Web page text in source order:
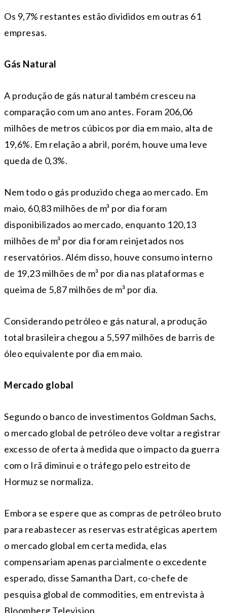
Os 9,7% restantes estão divididos em outras 61
empresas.
Gás Natural
A produção de gás natural também cresceu na
comparação com um ano antes. Foram 206,06
milhões de metros cúbicos por dia em maio, alta de
19,6%. Em relação a abril, porém, houve uma leve
queda de 0,3%.
Nem todo o gás produzido chega ao mercado. Em
maio, 60,83 milhões de m³ por dia foram
disponibilizados ao mercado, enquanto 120,13
milhões de m³ por dia foram reinjetados nos
reservatórios. Além disso, houve consumo interno
de 19,23 milhões de m³ por dia nas plataformas e
queima de 5,87 milhões de m³ por dia.
Considerando petróleo e gás natural, a produção
total brasileira chegou a 5,597 milhões de barris de
óleo equivalente por dia em maio.
Mercado global
Segundo o banco de investimentos Goldman Sachs,
o mercado global de petróleo deve voltar a registrar
excesso de oferta à medida que o impacto da guerra
com o Irã diminui e o tráfego pelo estreito de
Hormuz se normaliza.
Embora se espere que as compras de petróleo bruto
para reabastecer as reservas estratégicas apertem
o mercado global em certa medida, elas
compensariam apenas parcialmente o excedente
esperado, disse Samantha Dart, co-chefe de
pesquisa global de commodities, em entrevista à
Bloomberg Television.